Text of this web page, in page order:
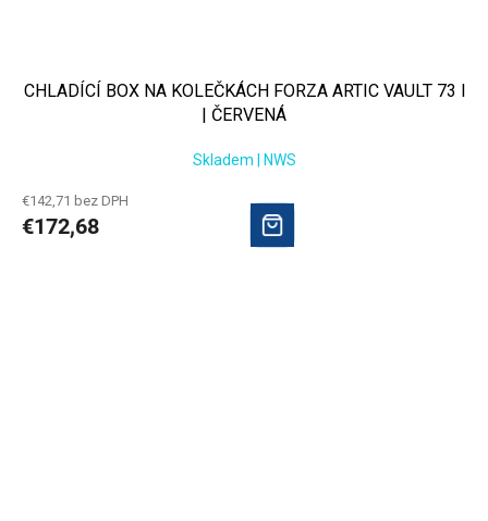
CHLADÍCÍ BOX NA KOLEČKÁCH FORZA ARTIC VAULT 73 l
| ČERVENÁ
Skladem | NWS
€142,71 bez DPH
€172,68